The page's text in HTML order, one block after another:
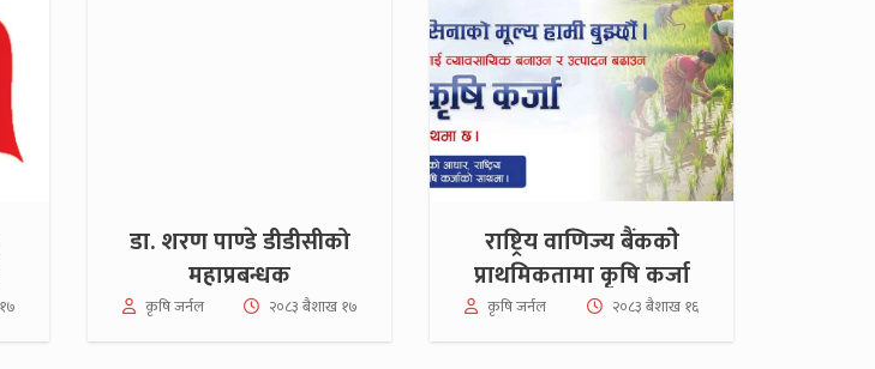
डा. शरण पाण्डे डीडीसीको
महाप्रबन्धक
कृषि जर्नल २०८३ बैशाख १७
राष्ट्रिय वाणिज्य बैंककोे
प्राथमिकतामा कृषि कर्जा
कृषि जर्नल २०८३ बैशाख १६